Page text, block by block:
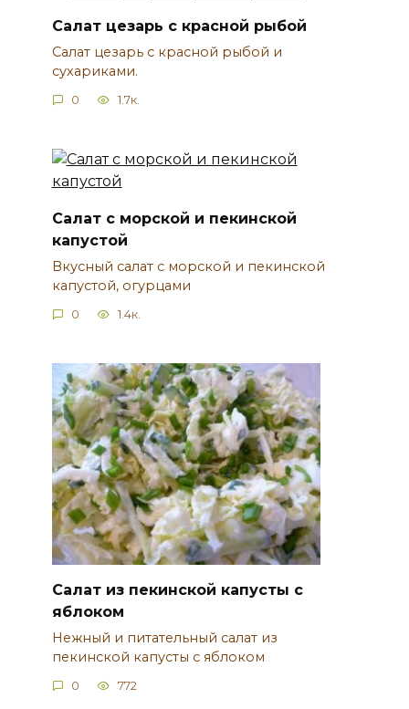
Салат цезарь с красной рыбой
Салат цезарь с красной рыбой и
сухариками.
0 1.7к.
Салат с морской и пекинской
капустой
Вкусный салат с морской и пекинской
капустой, огурцами
0 1.4к.
Салат из пекинской капусты с
яблоком
Нежный и питательный салат из
пекинской капусты с яблоком
0 772